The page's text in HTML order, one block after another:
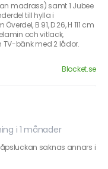
madrass) samt 1 Jubee
till hylla i
B 91, D 26, H 111 cm
och vitlack,
TV-bänk med 2 lådor.
Blocket.se
i 1 månader
saknas annars i